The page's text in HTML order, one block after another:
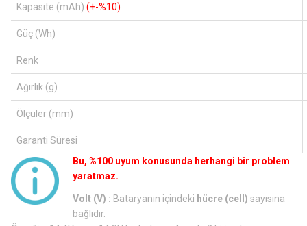
Kapasite (mAh) (+-%10)
Güç (Wh)
Renk
Ağırlık (g)
Ölçüler (mm)
Garanti Süresi
Bu, %100 uyum konusunda herhangi bir problem
yaratmaz.
Volt (V) : Bataryanın içindeki hücre (cell) sayısına
bağlıdır.